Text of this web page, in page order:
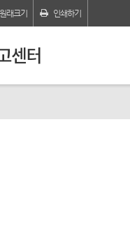
원래크기 인쇄하기